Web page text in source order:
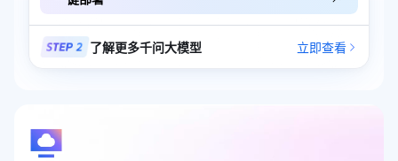
了解更多千问大模型 立即查看